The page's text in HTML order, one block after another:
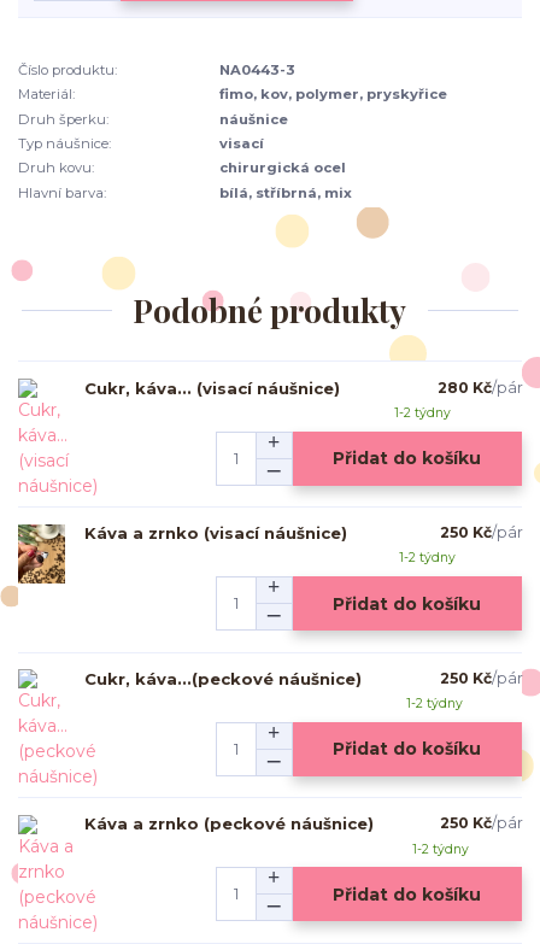
Číslo produktu:
NA0443-3
Materiál:
fimo, kov, polymer, pryskyřice
Druh šperku:
náušnice
Typ náušnice:
visací
Druh kovu:
chirurgická ocel
Hlavní barva:
bílá, stříbrná, mix
Podobné produkty
Cukr, káva... (visací náušnice) 280 Kč/pár
1-2 týdny
Přidat do košíku
Káva a zrnko (visací náušnice) 250 Kč/pár
1-2 týdny
Přidat do košíku
Cukr, káva...(peckové náušnice) 250 Kč/pár
1-2 týdny
Přidat do košíku
Káva a zrnko (peckové náušnice) 250 Kč/pár
1-2 týdny
Přidat do košíku